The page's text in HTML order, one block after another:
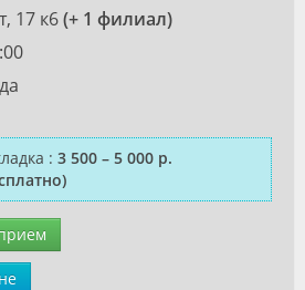
17 к6(+ 1 филиал)
: 3 500 – 5 000 р.